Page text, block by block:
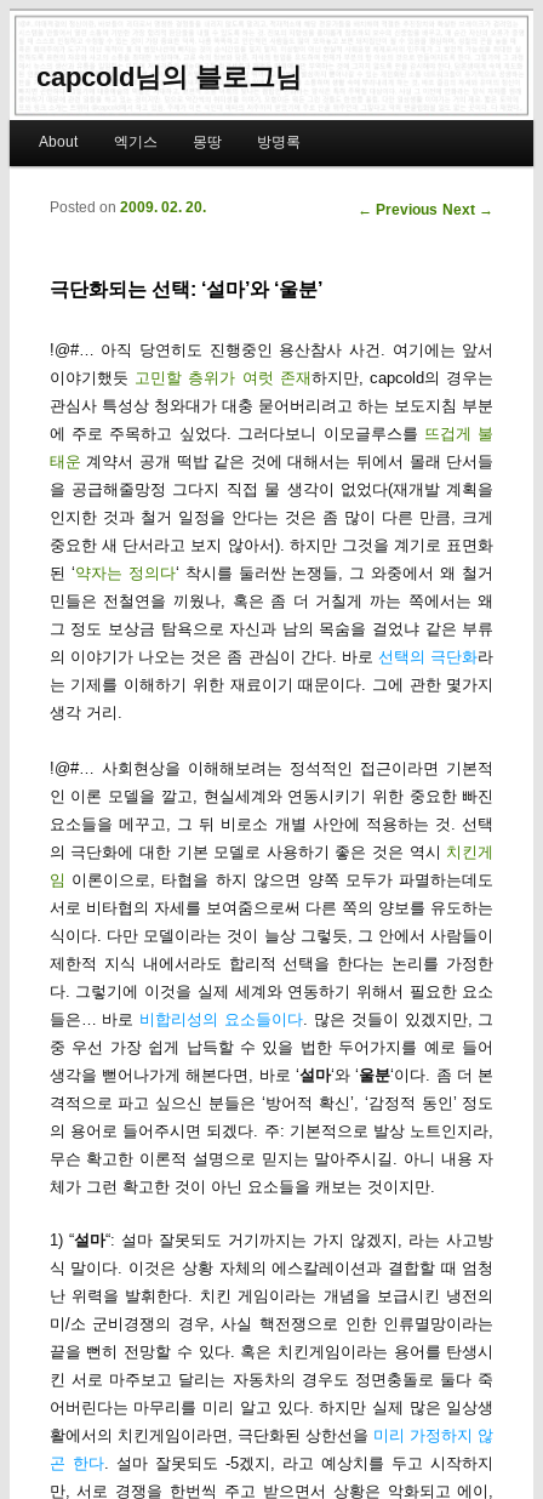
capcold님의 블로그님
Skip to primary content
Skip to secondary content
About 엑기스 몽땅 방명록
Post navigation
← Previous Next →
극단화되는 선택: ‘설마’와 ‘울분’
Posted on 2009. 02. 20.
!@#… 아직 당연히도 진행중인 용산참사 사건. 여기에는 앞서
이야기했듯 고민할 층위가 여럿 존재하지만, capcold의 경우는
관심사 특성상 청와대가 대충 묻어버리려고 하는 보도지침 부분
에 주로 주목하고 싶었다. 그러다보니 이모글루스를 뜨겁게 불
태운 계약서 공개 떡밥 같은 것에 대해서는 뒤에서 몰래 단서들
을 공급해줄망정 그다지 직접 물 생각이 없었다(재개발 계획을
인지한 것과 철거 일정을 안다는 것은 좀 많이 다른 만큼, 크게
중요한 새 단서라고 보지 않아서). 하지만 그것을 계기로 표면화
된 ‘약자는 정의다‘ 착시를 둘러싼 논쟁들, 그 와중에서 왜 철거
민들은 전철연을 끼웠나, 혹은 좀 더 거칠게 까는 쪽에서는 왜
그 정도 보상금 탐욕으로 자신과 남의 목숨을 걸었냐 같은 부류
의 이야기가 나오는 것은 좀 관심이 간다. 바로선택의 극단화라
는 기제를 이해하기 위한 재료이기 때문이다. 그에 관한 몇가지
생각 거리.
!@#… 사회현상을 이해해보려는 정석적인 접근이라면 기본적
인 이론 모델을 깔고, 현실세계와 연동시키기 위한 중요한 빠진
요소들을 메꾸고, 그 뒤 비로소 개별 사안에 적용하는 것. 선택
의 극단화에 대한 기본 모델로 사용하기 좋은 것은 역시 치킨게
임 이론이으로, 타협을 하지 않으면 양쪽 모두가 파멸하는데도
서로 비타협의 자세를 보여줌으로써 다른 쪽의 양보를 유도하는
식이다. 다만 모델이라는 것이 늘상 그렇듯, 그 안에서 사람들이
제한적 지식 내에서라도 합리적 선택을 한다는 논리를 가정한
다. 그렇기에 이것을 실제 세계와 연동하기 위해서 필요한 요소
들은… 바로 비합리성의 요소들이다 . 많은 것들이 있겠지만, 그
중 우선 가장 쉽게 납득할 수 있을 법한 두어가지를 예로 들어
생각을 뻗어나가게 해본다면, 바로 ‘설마‘와 ‘울분‘이다. 좀 더 본
격적으로 파고 싶으신 분들은 ‘방어적 확신’, ‘감정적 동인’ 정도
의 용어로 들어주시면 되겠다. 주: 기본적으로 발상 노트인지라,
무슨 확고한 이론적 설명으로 믿지는 말아주시길. 아니 내용 자
체가 그런 확고한 것이 아닌 요소들을 캐보는 것이지만.
1) “설마“: 설마 잘못되도 거기까지는 가지 않겠지, 라는 사고방
식 말이다. 이것은 상황 자체의 에스칼레이션과 결합할 때 엄청
난 위력을 발휘한다. 치킨 게임이라는 개념을 보급시킨 냉전의
미/소 군비경쟁의 경우, 사실 핵전쟁으로 인한 인류멸망이라는
끝을 뻔히 전망할 수 있다. 혹은 치킨게임이라는 용어를 탄생시
킨 서로 마주보고 달리는 자동차의 경우도 정면충돌로 둘다 죽
어버린다는 마무리를 미리 알고 있다. 하지만 실제 많은 일상생
활에서의 치킨게임이라면, 극단화된 상한선을 미리 가정하지 않
곤 한다. 설마 잘못되도 -5겠지, 라고 예상치를 두고 시작하지
만, 서로 경쟁을 한번씩 주고 받으면서 상황은 악화되고 에이,